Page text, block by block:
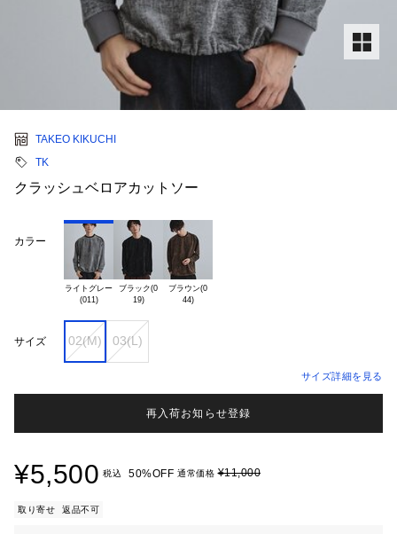
TAKEO KIKUCHI
TK
クラッシュベロアカットソー
カラー
ライトグレー
(011)
ブラック(0
19)
ブラウン(0
44)
サイズ 02(M) 03(L)
サイズ詳細を見る
再入荷お知らせ登録
¥5,500 税込 50%OFF 通常価格¥11,000
取り寄せ 返品不可